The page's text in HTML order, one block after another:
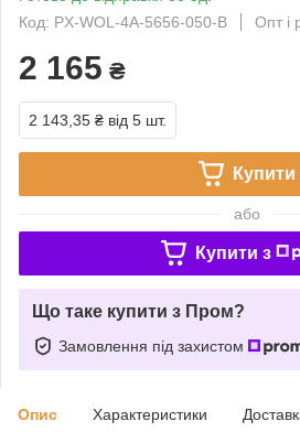
Код: PX-WOL-4A-5656-050-B
Опт і
2 165 ₴
2 143,35 ₴ від 5 шт.
Купити
або
Купити з
Що таке купити з Пром?
Замовлення під захистом
Опис Характеристики